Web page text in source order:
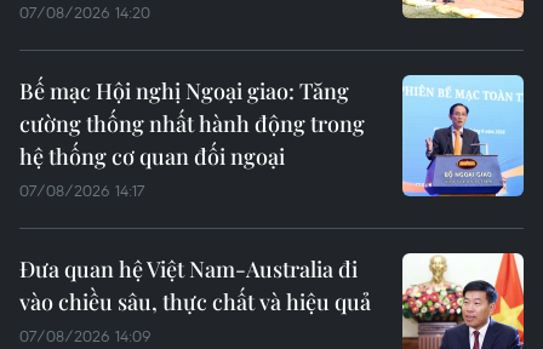
07/08/2026 14:20
Bế mạc Hội nghị Ngoại giao: Tăng
cường thống nhất hành động trong
hệ thống cơ quan đối ngoại
07/08/2026 14:17
Đưa quan hệ Việt Nam-Australia đi
vào chiều sâu, thực chất và hiệu quả
07/08/2026 14:09